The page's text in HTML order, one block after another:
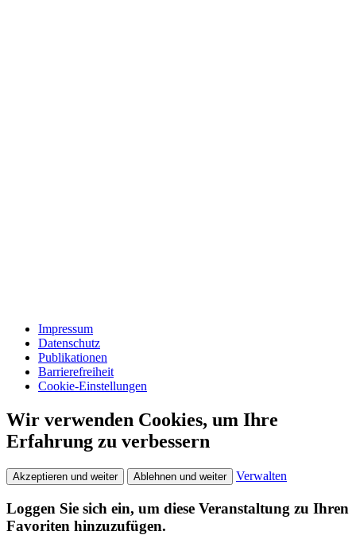
Impressum
Datenschutz
Publikationen
Barrierefreiheit
Cookie-Einstellungen
Wir verwenden Cookies, um Ihre
Erfahrung zu verbessern
Akzeptieren und weiter Ablehnen und weiter Verwalten
Loggen Sie sich ein, um diese Veranstaltung zu Ihren
Favoriten hinzuzufügen.